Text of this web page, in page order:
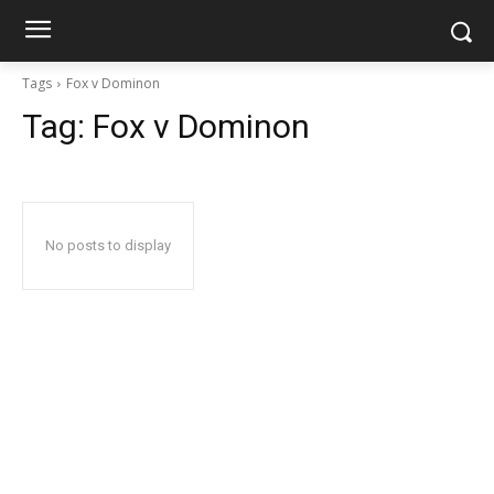
Tags Fox v Dominon
Tag: Fox v Dominon
No posts to display